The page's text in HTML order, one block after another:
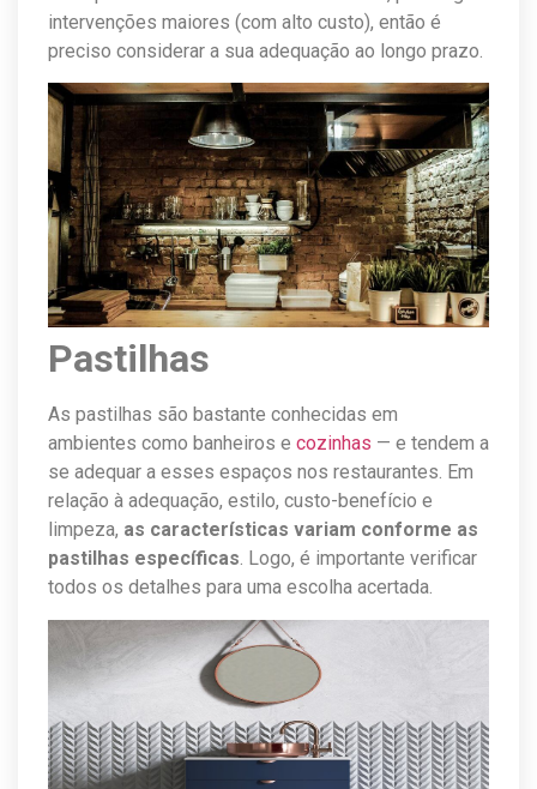
intervenções maiores (com alto custo), então é
preciso considerar a sua adequação ao longo prazo.
Pastilhas
As pastilhas são bastante conhecidas em
ambientes como banheiros e cozinhas — e tendem a
se adequar a esses espaços nos restaurantes. Em
relação à adequação, estilo, custo-benefício e
limpeza, as características variam conforme as
pastilhas específicas. Logo, é importante verificar
todos os detalhes para uma escolha acertada.